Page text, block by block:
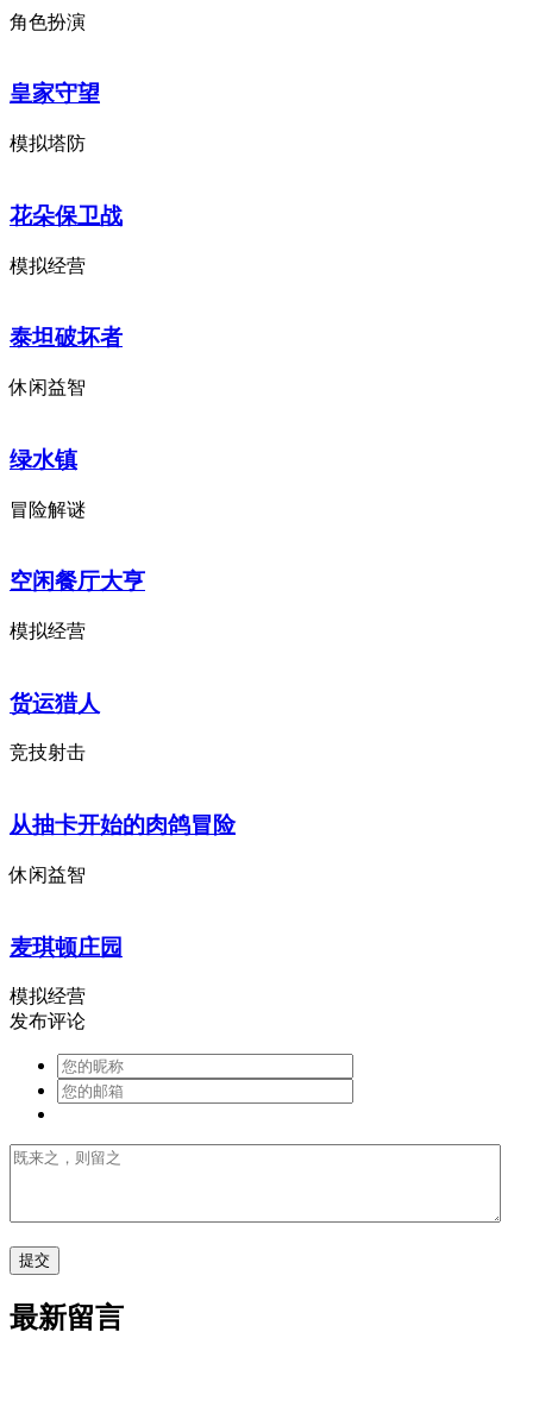
角色扮演
皇家守望
模拟塔防
花朵保卫战
模拟经营
泰坦破坏者
休闲益智
绿水镇
冒险解谜
空闲餐厅大亨
模拟经营
货运猎人
竞技射击
从抽卡开始的肉鸽冒险
休闲益智
麦琪顿庄园
模拟经营
发布评论
最新留言